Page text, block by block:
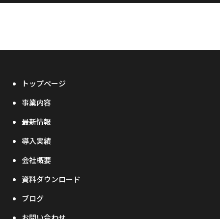
トップページ
事業内容
最新情報
導入実績
会社概要
資料ダウンロード
ブログ